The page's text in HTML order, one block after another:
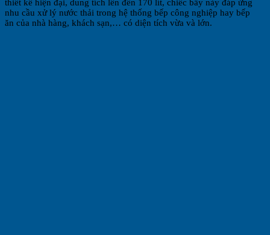
thiết kế hiện đại, dung tích lên đến 170 lít, chiếc bẫy này đáp ứng
nhu cầu xử lý nước thải trong hệ thống bếp công nghiệp hay bếp
ăn của nhà hàng, khách sạn,… có diện tích vừa và lớn.